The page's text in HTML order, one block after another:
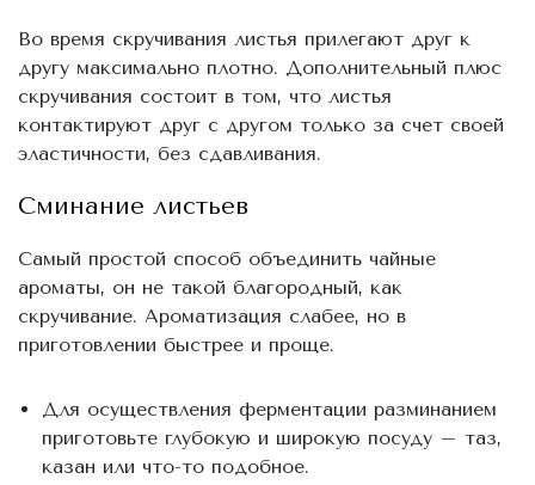
Во время скручивания листья прилегают друг к
другу максимально плотно. Дополнительный плюс
скручивания состоит в том, что листья
контактируют друг с другом только за счет своей
эластичности, без сдавливания.
Сминание листьев
Самый простой способ объединить чайные
ароматы, он не такой благородный, как
скручивание. Ароматизация слабее, но в
приготовлении быстрее и проще.
Для осуществления ферментации разминанием
приготовьте глубокую и широкую посуду – таз,
казан или что-то подобное.